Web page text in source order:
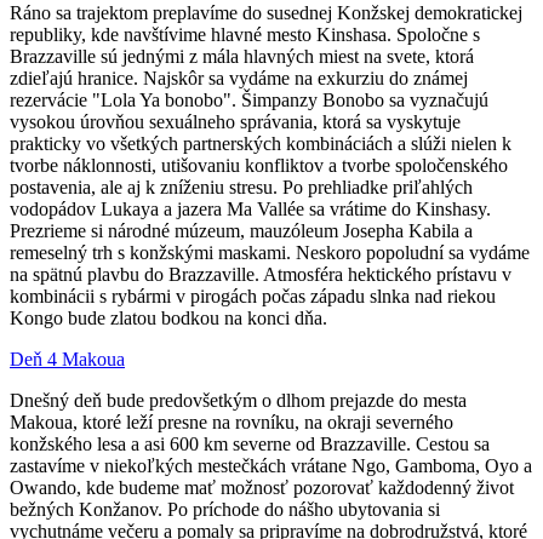
Ráno sa trajektom preplavíme do susednej Konžskej demokratickej
republiky, kde navštívime hlavné mesto Kinshasa. Spoločne s
Brazzaville sú jednými z mála hlavných miest na svete, ktorá
zdieľajú hranice. Najskôr sa vydáme na exkurziu do známej
rezervácie "Lola Ya bonobo". Šimpanzy Bonobo sa vyznačujú
vysokou úrovňou sexuálneho správania, ktorá sa vyskytuje
prakticky vo všetkých partnerských kombináciách a slúži nielen k
tvorbe náklonnosti, utišovaniu konfliktov a tvorbe spoločenského
postavenia, ale aj k zníženiu stresu. Po prehliadke priľahlých
vodopádov Lukaya a jazera Ma Vallée sa vrátime do Kinshasy.
Prezrieme si národné múzeum, mauzóleum Josepha Kabila a
remeselný trh s konžskými maskami. Neskoro popoludní sa vydáme
na spätnú plavbu do Brazzaville. Atmosféra hektického prístavu v
kombinácii s rybármi v pirogách počas západu slnka nad riekou
Kongo bude zlatou bodkou na konci dňa.
Deň 4 Makoua
Dnešný deň bude predovšetkým o dlhom prejazde do mesta
Makoua, ktoré leží presne na rovníku, na okraji severného
konžského lesa a asi 600 km severne od Brazzaville. Cestou sa
zastavíme v niekoľkých mestečkách vrátane Ngo, Gamboma, Oyo a
Owando, kde budeme mať možnosť pozorovať každodenný život
bežných Konžanov. Po príchode do nášho ubytovania si
vychutnáme večeru a pomaly sa pripravíme na dobrodružstvá, ktoré